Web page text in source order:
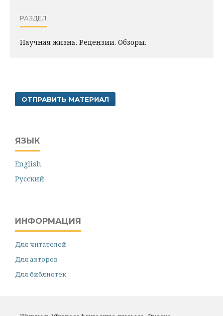
РАЗДЕЛ
Научная жизнь. Рецензии. Обзоры.
ОТПРАВИТЬ МАТЕРИАЛ
ЯЗЫК
English
Русский
ИНФОРМАЦИЯ
Для читателей
Для авторов
Для библиотек